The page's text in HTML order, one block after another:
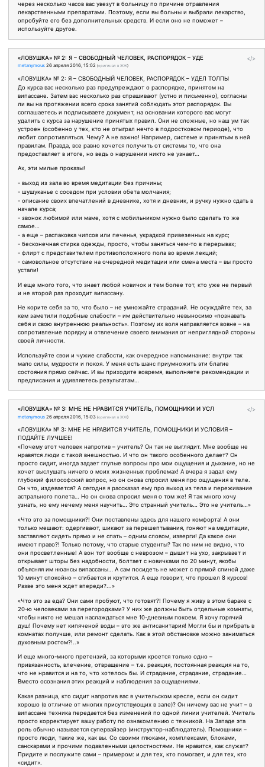
через несколько часов вас увезут в больницу по причине отравления
лекарственными препаратами. Поэтому, если вы больны и выбрали лекарство,
опробуйте его без дополнительных средств. И если оно не поможет –
используйте другое.
</>
«ЛОВУШКА» № 2: Я – СВОБОДНЫЙ ЧЕЛОВЕК, РАСПОРЯДОК – УДЕ
metanymous 26 апреля 2016, 15:02 (оригинал в ЖЖ)
«ЛОВУШКА» № 2: Я – СВОБОДНЫЙ ЧЕЛОВЕК, РАСПОРЯДОК – УДЕЛ ТОЛПЫ
До курса вас несколько раз предупреждают о распорядке, принятом на
випассане. Затем вас несколько раз спрашивают (устно и письменно), согласны
ли вы на протяжении всего срока занятий соблюдать этот распорядок. Вы
соглашаетесь и подписываете документ, на основании которого вас могут
удалить с курса за нарушение принятых правил. Они не сложные, но наш ум так
устроен (особенно у тех, кто не отыграл нечто в подростковом периоде), что
любит сопротивляться. Чему? А не важно! Например, системе и принятым в ней
правилам. Правда, все равно хочется получить от системы то, что она
предоставляет в итоге, но ведь о нарушении никто не узнает…
Ах, эти милые проказы!
- выход из зала во время медитации без причины;
- шушуканье с соседом при условии обета молчания;
- описание своих впечатлений в дневнике, хотя и дневник, и ручку нужно сдать в
начале курса;
- звонок любимой или маме, хотя с мобильником нужно было сделать то же
самое…
- а еще – распаковка чипсов или печенья, украдкой привезенных на курс;
- бесконечная стирка одежды, просто, чтобы заняться чем-то в перерывах;
- флирт с представителем противоположного пола во время лекций;
- самовольное отсутствие на очередной медитации или смена места – вы просто
устали!
И еще много того, что знает любой новичок и тем более тот, кто уже не первый
и не второй раз проходит випассану.
Не корите себя за то, что было – не умножайте страданий. Не осуждайте тех, за
кем заметили подобные слабости – им действительно невыносимо «познавать
себя и свою внутреннюю реальность». Поэтому их воля направляется вовне – на
сопротивление порядку и отвлечение своего внимания от неприглядной стороны
своей личности.
Используйте свои и чужие слабости, как очередное напоминание: внутри так
мало силы, мудрости и покоя. У меня есть шанс приумножить эти благие
состояния прямо сейчас. И вы приходите вовремя, выполняете рекомендации и
предписания и удивляетесь результатам…
</>
«ЛОВУШКА» № 3: МНЕ НЕ НРАВИТСЯ УЧИТЕЛЬ, ПОМОЩНИКИ И УСЛ
metanymous 26 апреля 2016, 15:03 (оригинал в ЖЖ)
«ЛОВУШКА» № 3: МНЕ НЕ НРАВИТСЯ УЧИТЕЛЬ, ПОМОЩНИКИ И УСЛОВИЯ –
ПОДАЙТЕ ЛУЧШЕЕ!
«Почему этот человек напротив – учитель? Он так не выглядит. Мне вообще не
нравятся люди с такой внешностью. И что он такого особенного делает? Он
просто сидит, иногда задает глупые вопросы про мои ощущения и дыхание, но не
хочет выслушать ничего о моих жизненных проблемах! А вчера я задал ему
глубокий философский вопрос, но он снова спросил меня про ощущения в теле.
Он что, издевается? А сегодня я рассказал ему про выход из тела и переживание
астрального полета… Но он снова спросил меня о том же! Я так много хочу
узнать, но ему нечему меня научить… Это странный учитель… Это не учитель…»
«Что это за помощники?! Они поставлены здесь для нашего комфорта! А они
только мешают: одергивают, шикают за перешептывания, гоняют на медитации,
заставляют сидеть прямо и не спать – одним словом, изверги! Да какое они
имеют право?! Только потому, что старые студенты? Так по ним не видно, что
они просветленные! А вон тот вообще с неврозом – дышит на ухо, закрывает и
открывает шторы без надобности, болтает с новичками по 20 минут, якобы
объясняя им нюансы випассаны… А сам посидеть не может с прямой спиной даже
10 минут спокойно – сгибается и крутится. А еще говорит, что прошел 8 курсов!
Разве это меня ждет впереди?...»
«Что это за еда? Они сами пробуют, что готовят?! Почему я живу в этом бараке с
20-ю человеками за перегородками? У них же должны быть отдельные комнаты,
чтобы никто не мешал наслаждаться мне 10-дневным покоем. Я хочу горячий
душ! Почему нет кипяченой воды – это же антисанитария! Могли бы и прибрать в
комнатах получше, или ремонт сделать. Как в этой обстановке можно заниматься
духовным ростом?!..»
И еще много-много претензий, за которыми кроется только одно –
привязанность, влечение, отвращение – т.е. реакция, постоянная реакция на то,
что не нравится и на то, что хотелось бы. И страдание, страдание, страдание…
Вместо осознания этих реакций и наблюдения за ощущениями.
Какая разница, кто сидит напротив вас в учительском кресле, если он сидит
хорошо (в отличие от многих присутствующих в зале)? Он ничему вас не учит – в
випассане техника передается без изменений по одной линии учителей. Учитель
просто корректирует вашу работу по ознакомлению с техникой. На Западе эта
роль обычно называется супервайзер (инструктор-наблюдатель). Помощники –
просто люди, такие же, как вы. Со своими глюками, комплексами, блоками,
санскарами и прочими подавленными целостностями. Не нравится, как служат?
Придите и послужите сами – примером: и для тех, кто помогает, и для тех, кто
«сидит».